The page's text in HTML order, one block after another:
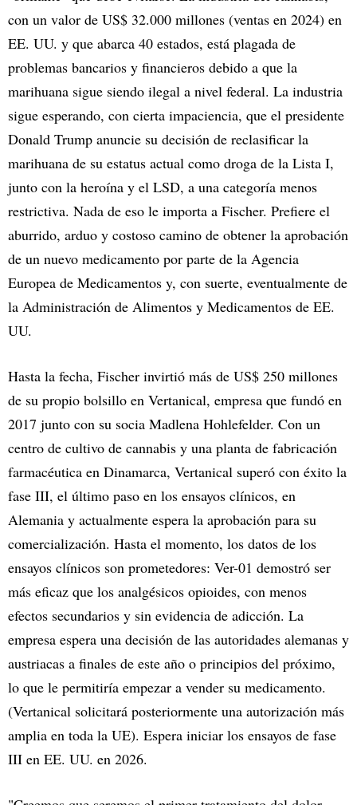
con un valor de US$ 32.000 millones (ventas en 2024) en
EE. UU. y que abarca 40 estados, está plagada de
problemas bancarios y financieros debido a que la
marihuana sigue siendo ilegal a nivel federal. La industria
sigue esperando, con cierta impaciencia, que el presidente
Donald Trump anuncie su decisión de reclasificar la
marihuana de su estatus actual como droga de la Lista I,
junto con la heroína y el LSD, a una categoría menos
restrictiva. Nada de eso le importa a Fischer. Prefiere el
aburrido, arduo y costoso camino de obtener la aprobación
de un nuevo medicamento por parte de la Agencia
Europea de Medicamentos y, con suerte, eventualmente de
la Administración de Alimentos y Medicamentos de EE.
UU.
Hasta la fecha, Fischer invirtió más de US$ 250 millones
de su propio bolsillo en Vertanical, empresa que fundó en
2017 junto con su socia Madlena Hohlefelder. Con un
centro de cultivo de cannabis y una planta de fabricación
farmacéutica en Dinamarca, Vertanical superó con éxito la
fase III, el último paso en los ensayos clínicos, en
Alemania y actualmente espera la aprobación para su
comercialización. Hasta el momento, los datos de los
ensayos clínicos son prometedores: Ver-01 demostró ser
más eficaz que los analgésicos opioides, con menos
efectos secundarios y sin evidencia de adicción. La
empresa espera una decisión de las autoridades alemanas y
austriacas a finales de este año o principios del próximo,
lo que le permitiría empezar a vender su medicamento.
(Vertanical solicitará posteriormente una autorización más
amplia en toda la UE). Espera iniciar los ensayos de fase
III en EE. UU. en 2026.